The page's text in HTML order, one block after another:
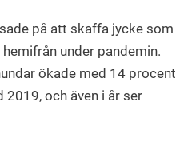
på att skaffa jycke som
under pandemin.
ökade med 14 procent
och även i år ser